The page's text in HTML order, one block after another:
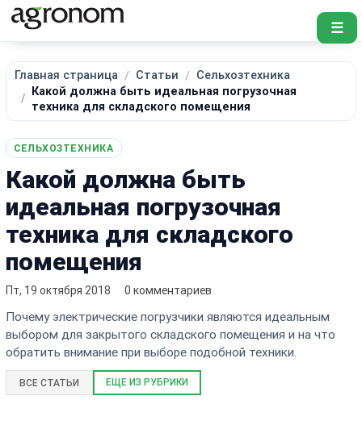
☰
Главная страница Статьи
Сельхозтехника
Какой должна быть идеальная погрузочная
техника для складского помещения
СЕЛЬХОЗТЕХНИКА
Какой должна быть
идеальная погрузочная
техника для складского
помещения
Пт, 19 октября 2018 0 комментариев
Почему электрические погрузчики являются идеальным
выбором для закрытого складского помещения и на что
обратить внимание при выборе подобной техники.
ВСЕ СТАТЬИ ЕЩЕ ИЗ РУБРИКИ